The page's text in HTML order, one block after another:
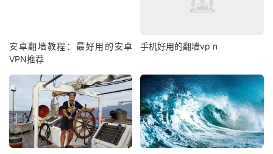
安卓翻墙教程：最好用的安卓
VPN推荐
手机好用的翻墙vp n